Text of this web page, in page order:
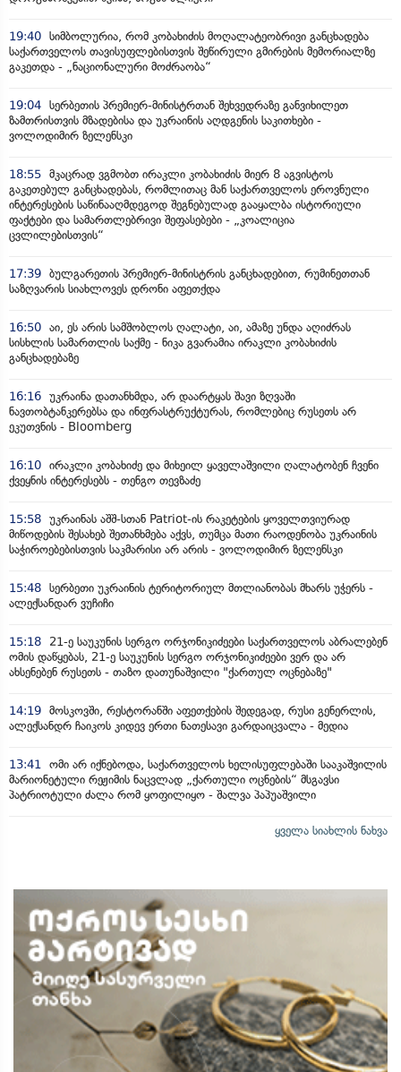
19:40 სიმბოლურია, რომ კობახიძის მოღალატეობრივი განცხადება
საქართველოს თავისუფლებისთვის შეწირული გმირების მემორიალზე
გაკეთდა - „ნაციონალური მოძრაობა“
19:04 სერბეთის პრემიერ-მინისტრთან შეხვედრაზე განვიხილეთ
ზამთრისთვის მზადებისა და უკრაინის აღდგენის საკითხები -
ვოლოდიმირ ზელენსკი
18:55 მკაცრად ვგმობთ ირაკლი კობახიძის მიერ 8 აგვისტოს
გაკეთებულ განცხადებას, რომლითაც მან საქართველოს ეროვნული
ინტერესების საწინააღმდეგოდ შეგნებულად გააყალბა ისტორიული
ფაქტები და სამართლებრივი შეფასებები - „კოალიცია
ცვლილებისთვის“
17:39 ბულგარეთის პრემიერ-მინისტრის განცხადებით, რუმინეთთან
საზღვარის სიახლოვეს დრონი აფეთქდა
16:50 აი, ეს არის სამშობლოს ღალატი, აი, ამაზე უნდა აღიძრას
სისხლის სამართლის საქმე - ნიკა გვარამია ირაკლი კობახიძის
განცხადებაზე
16:16 უკრაინა დათანხმდა, არ დაარტყას შავი ზღვაში
ნავთობტანკერებსა და ინფრასტრუქტურას, რომლებიც რუსეთს არ
ეკუთვნის - Bloomberg
16:10 ირაკლი კობახიძე და მიხეილ ყაველაშვილი ღალატობენ ჩვენი
ქვეყნის ინტერესებს - თენგო თევზაძე
15:58 უკრაინას აშშ-სთან Patriot-ის რაკეტების ყოველთვიურად
მიწოდების შესახებ შეთანხმება აქვს, თუმცა მათი რაოდენობა უკრაინის
საჭიროებებისთვის საკმარისი არ არის - ვოლოდიმირ ზელენსკი
15:48 სერბეთი უკრაინის ტერიტორიულ მთლიანობას მხარს უჭერს -
ალექსანდარ ვუჩიჩი
15:18
21-ე საუკუნის სერგო ორჯონიკიძეები საქართველოს აბრალებენ
ომის დაწყებას, 21-ე საუკუნის სერგო ორჯონიკიძეები ვერ და არ
ახსენებენ რუსეთს - თაზო დათუნაშვილი "ქართულ ოცნებაზე"
14:19 მოსკოვში, რესტორანში აფეთქების შედეგად, რუსი გენერლის,
ალექსანდრ ჩაიკოს კიდევ ერთი ნათესავი გარდაიცვალა - მედია
13:41
ომი არ იქნებოდა, საქართველოს ხელისუფლებაში სააკაშვილის
მარიონეტული რეჟიმის ნაცვლად „ქართული ოცნების“ მსგავსი
პატრიოტული ძალა რომ ყოფილიყო - შალვა პაპუაშვილი
ყველა სიახლის ნახვა